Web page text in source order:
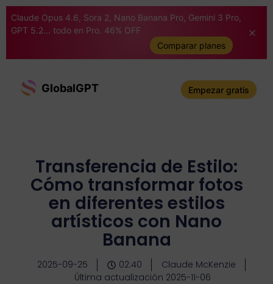
Claude Opus 4.6, Sora 2, Nano Banana Pro, Gemini 3 Pro,
GPT 5.2... todo en Pro. 46% OFF
Comparar planes
GlobalGPT Empezar gratis
Transferencia de Estilo:
Cómo transformar fotos
en diferentes estilos
artísticos con Nano
Banana
2025-09-25 02:40
Claude McKenzie
Última actualización 2025-11-06